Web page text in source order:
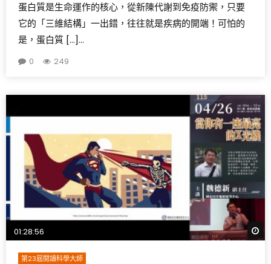
蛋白質是生命運作的核心，從新陳代謝到免疫防禦，只要
它的「三維結構」一出錯，往往就是疾病的開端！可怕的
是，蛋白質 […]...
0 249
01:28:56
第23屆閱讀科學大師